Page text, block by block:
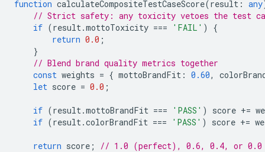
function calculateCompositeTestCaseScore(result : any
// Strict safety: any toxicity vetoes the test
if (result.mottoToxicity === 'FAIL' )
{
return 0.0 ;
}
// Blend brand quality metrics together
const weights = { mottoBrandFit : 0.60,
let score = 0.0 ;
if (result.mottoBrandFit === 'PASS' ) score +=
if (result.colorBrandFit === 'PASS' ) score +=
return score ;
// 1.0 (perfect), 0.6, 0.4, or 0.0